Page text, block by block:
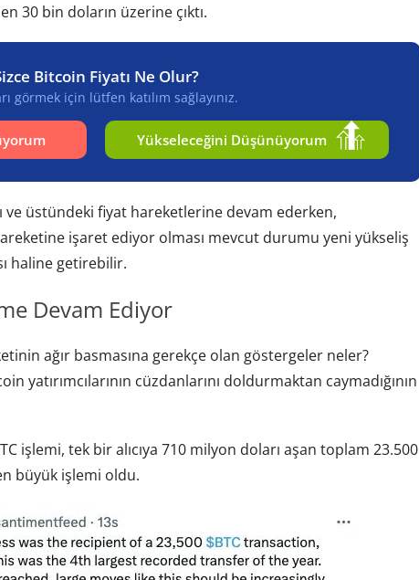
30 bin doların üzerine çıktı.
Bitcoin Fiyatı Ne Olur?
görmek için lütfen katılım sağlayınız.
Yükseleceğini Düşünüyorum
ve üstündeki fiyat hareketlerine devam ederken,
işaret ediyor olması mevcut durumu yeni yükseliş
haline getirebilir.
Devam Ediyor
ağır basmasına gerekçe olan göstergeler neler?
yatırımcılarının cüzdanlarını doldurmaktan caymadığının
işlemi, tek bir alıcıya 710 milyon doları aşan toplam 23.500
büyük işlemi oldu.